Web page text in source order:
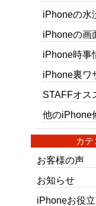
iPhoneの水
iPhoneの画
iPhone時事
iPhone裏ワ
STAFFオス
他のiPhone
カ
お客様の声
お知らせ
iPhoneお役